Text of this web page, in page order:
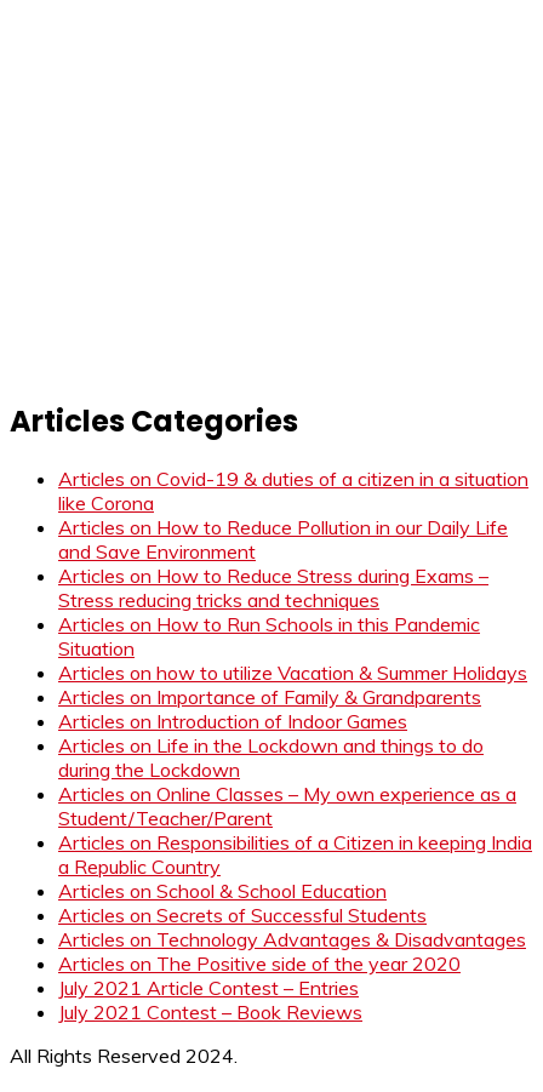
Articles Categories
Articles on Covid-19 & duties of a citizen in a situation
like Corona
Articles on How to Reduce Pollution in our Daily Life
and Save Environment
Articles on How to Reduce Stress during Exams –
Stress reducing tricks and techniques
Articles on How to Run Schools in this Pandemic
Situation
Articles on how to utilize Vacation & Summer Holidays
Articles on Importance of Family & Grandparents
Articles on Introduction of Indoor Games
Articles on Life in the Lockdown and things to do
during the Lockdown
Articles on Online Classes – My own experience as a
Student/Teacher/Parent
Articles on Responsibilities of a Citizen in keeping India
a Republic Country
Articles on School & School Education
Articles on Secrets of Successful Students
Articles on Technology Advantages & Disadvantages
Articles on The Positive side of the year 2020
July 2021 Article Contest – Entries
July 2021 Contest – Book Reviews
All Rights Reserved 2024.